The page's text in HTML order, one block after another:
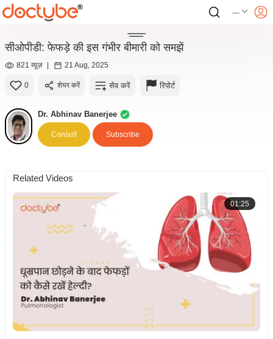
---
सीओपीडी: फेफड़े की इस गंभीर बीमारी को समझें
821 व्यूज़ | 21 Aug, 2025
0 शेयर करें सेव करें रिपोर्ट
Dr. Abhinav Banerjee
Consult Subscribe
Related Videos
01:25